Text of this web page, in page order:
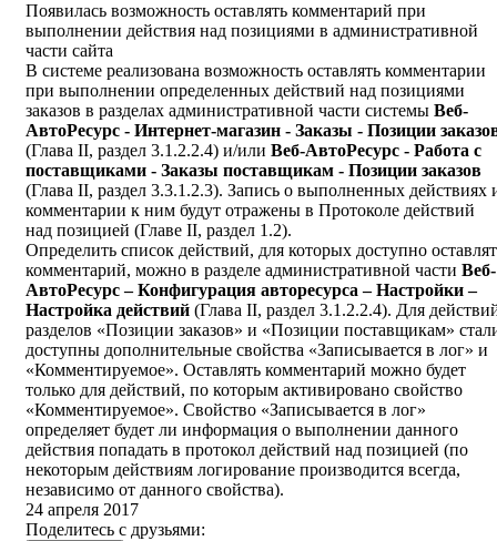
Появилась возможность оставлять комментарий при
выполнении действия над позициями в административной
части сайта
В системе реализована возможность оставлять комментарии
при выполнении определенных действий над позициями
заказов в разделах административной части системы Веб-
АвтоРесурс - Интернет-магазин - Заказы - Позиции
(Глава II, раздел 3.1.2.2.4) и/или Веб-АвтоРесурс - Работа с
поставщиками - Заказы поставщикам - Позиции заказов
(Глава II, раздел 3.3.1.2.3). Запись о выполненных действиях
комментарии к ним будут отражены в Протоколе действий
над позицией (Главе II, раздел 1.2).
Определить список действий, для которых доступно
комментарий, можно в разделе административной части Веб-
АвтоРесурс – Конфигурация авторесурса – Настройки –
Настройка действий (Глава II, раздел 3.1.2.2.4). Для
разделов «Позиции заказов» и «Позиции поставщикам»
доступны дополнительные свойства «Записывается в лог» и
«Комментируемое». Оставлять комментарий можно будет
только для действий, по которым активировано свойство
«Комментируемое». Свойство «Записывается в лог»
определяет будет ли информация о выполнении данного
действия попадать в протокол действий над позицией (по
некоторым действиям логирование производится всегда,
независимо от данного свойства).
24 апреля 2017
Поделитесь с друзьями: